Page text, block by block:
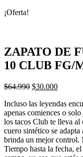
¡Oferta!
ZAPATO DE
10 CLUB FG/
$64.990 El
original
era:
$64.990.
$30.000El
actual
es:
Incluso las leyendas
apenas comiences o
los tacos Club te lleva
cuero sintético se
brinda un mejor control.
Tiempo hasta la fecha,